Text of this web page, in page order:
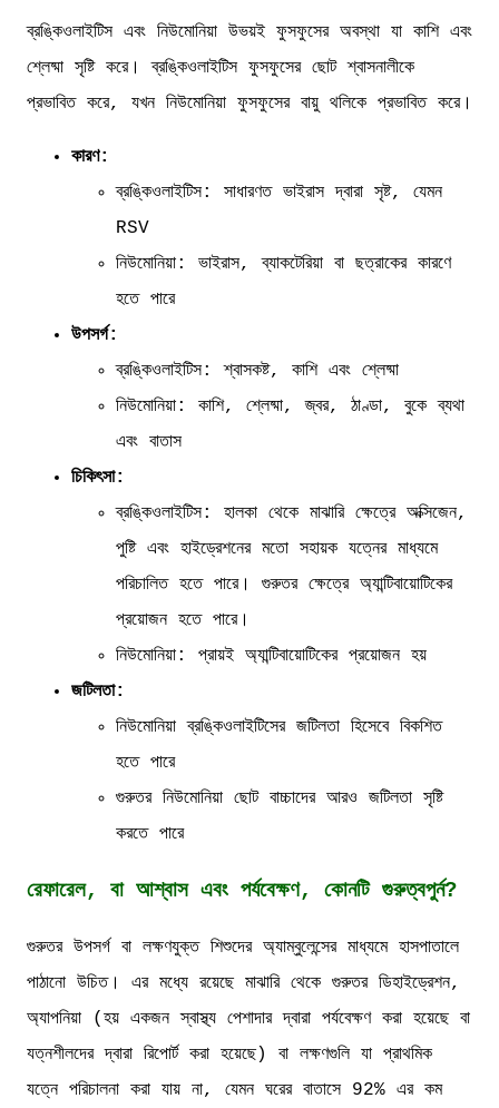
ব্রঙ্কিওলাইটিস এবং নিউমোনিয়া উভয়ই ফুসফুসের অবস্থা যা কাশি এবং
শ্লেষ্মা সৃষ্টি করে। ব্রঙ্কিওলাইটিস ফুসফুসের ছোট শ্বাসনালীকে
প্রভাবিত করে, যখন নিউমোনিয়া ফুসফুসের বায়ু থলিকে প্রভাবিত করে।
কারণ:
ব্রঙ্কিওলাইটিস: সাধারণত ভাইরাস দ্বারা সৃষ্ট, যেমন
RSV
নিউমোনিয়া: ভাইরাস, ব্যাকটেরিয়া বা ছত্রাকের কারণে
হতে পারে
উপসর্গ:
ব্রঙ্কিওলাইটিস: শ্বাসকষ্ট, কাশি এবং শ্লেষ্মা
নিউমোনিয়া: কাশি, শ্লেষ্মা, জ্বর, ঠাণ্ডা, বুকে ব্যথা
এবং বাতাস
চিকিৎসা:
ব্রঙ্কিওলাইটিস: হালকা থেকে মাঝারি ক্ষেত্রে অক্সিজেন,
পুষ্টি এবং হাইড্রেশনের মতো সহায়ক যত্নের মাধ্যমে
পরিচালিত হতে পারে। গুরুতর ক্ষেত্রে অ্যান্টিবায়োটিকের
প্রয়োজন হতে পারে।
নিউমোনিয়া: প্রায়ই অ্যান্টিবায়োটিকের প্রয়োজন হয়
জটিলতা:
নিউমোনিয়া ব্রঙ্কিওলাইটিসের জটিলতা হিসেবে বিকশিত
হতে পারে
গুরুতর নিউমোনিয়া ছোট বাচ্চাদের আরও জটিলতা সৃষ্টি
করতে পারে
রেফারেল, বা আশ্বাস এবং পর্যবেক্ষণ, কোনটি গুরুত্বপুর্ন?
গুরুতর উপসর্গ বা লক্ষণযুক্ত শিশুদের অ্যাম্বুলেন্সের মাধ্যমে হাসপাতালে
পাঠানো উচিত। এর মধ্যে রয়েছে মাঝারি থেকে গুরুতর ডিহাইড্রেশন,
অ্যাপনিয়া (হয় একজন স্বাস্থ্য পেশাদার দ্বারা পর্যবেক্ষণ করা হয়েছে বা
যত্নশীলদের দ্বারা রিপোর্ট করা হয়েছে) বা লক্ষণগুলি যা প্রাথমিক
যত্নে পরিচালনা করা যায় না, যেমন ঘরের বাতাসে 92% এর কম